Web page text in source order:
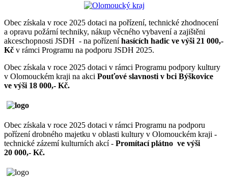
Obec získala v roce 2025 dotaci na pořízení, technické zhodnocení
a opravu požární techniky, nákup věcného vybavení a zajištěni
akceschopnosti JSDH - na pořízeníhasících hadic ve výši 21 000,-
Kč v rámci Programu na podporu JSDH 2025.
Obec získala v roce 2025 dotaci v rámci Programu podpory kultury
v Olomouckém kraji na akci Pouťové slavnosti v bci Býškovice
ve výši 18 000,- Kč.
Obec získala v roce 2025 dotaci v rámci Programu na podporu
pořízení drobného majetku v oblasti kultury v Olomouckém kraji -
technické zázemí kulturních akcí - Promítací plátno ve výši
20 000,- Kč.